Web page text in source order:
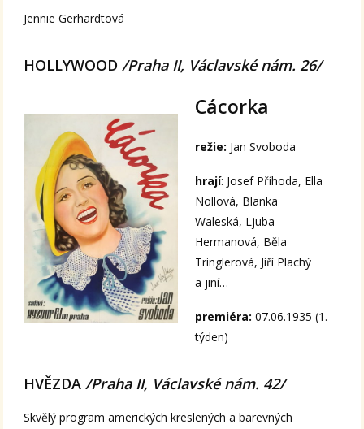
Jennie Gerhardtová
HOLLYWOOD/Praha II, Václavské nám. 26/
Cácorka
režie: Jan Svoboda
hrají: Josef Příhoda, Ella
Nollová, Blanka
Waleská, Ljuba
Hermanová, Běla
Tringlerová, Jiří Plachý
a jiní…
premiéra: 07.06.1935 (1.
týden)
HVĚZDA/Praha II, Václavské nám. 42/
Skvělý program amerických kreslených a barevných